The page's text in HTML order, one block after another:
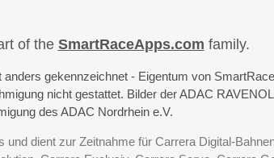
of the SmartRaceApps.com family.
gekennzeichnet - Eigentum von
nicht gestattet. Bilder der ADAC
des ADAC Nordrhein e.V.
dient zur Zeitnahme für Carrera Digital-